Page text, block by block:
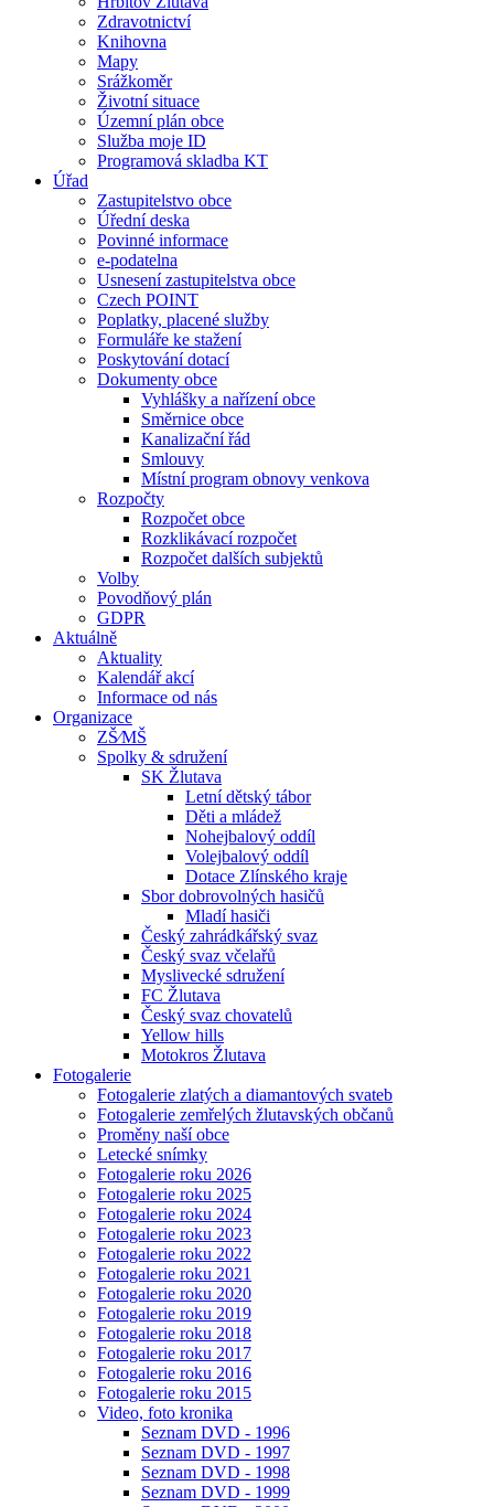
Zdravotnictví
Knihovna
Mapy
Srážkoměr
Životní situace
Územní plán obce
Služba moje ID
Programová skladba KT
Úřad
Zastupitelstvo obce
Úřední deska
Povinné informace
e-podatelna
Usnesení zastupitelstva obce
Czech POINT
Poplatky, placené služby
Formuláře ke stažení
Poskytování dotací
Dokumenty obce
Vyhlášky a nařízení obce
Směrnice obce
Kanalizační řád
Smlouvy
Místní program obnovy venkova
Rozpočty
Rozpočet obce
Rozklikávací rozpočet
Rozpočet dalších subjektů
Volby
Povodňový plán
GDPR
Aktuálně
Aktuality
Kalendář akcí
Informace od nás
Organizace
ZŠ⁄MŠ
Spolky & sdružení
SK Žlutava
Letní dětský tábor
Děti a mládež
Nohejbalový oddíl
Volejbalový oddíl
Dotace Zlínského kraje
Sbor dobrovolných hasičů
Mladí hasiči
Český zahrádkářský svaz
Český svaz včelařů
Myslivecké sdružení
FC Žlutava
Český svaz chovatelů
Yellow hills
Motokros Žlutava
Fotogalerie
Fotogalerie zlatých a diamantových svateb
Fotogalerie zemřelých žlutavských občanů
Proměny naší obce
Letecké snímky
Fotogalerie roku 2026
Fotogalerie roku 2025
Fotogalerie roku 2024
Fotogalerie roku 2023
Fotogalerie roku 2022
Fotogalerie roku 2021
Fotogalerie roku 2020
Fotogalerie roku 2019
Fotogalerie roku 2018
Fotogalerie roku 2017
Fotogalerie roku 2016
Fotogalerie roku 2015
Video, foto kronika
Seznam DVD - 1996
Seznam DVD - 1997
Seznam DVD - 1998
Seznam DVD - 1999